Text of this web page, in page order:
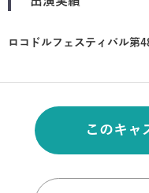
ロコドルフェスティバル第
このキャ